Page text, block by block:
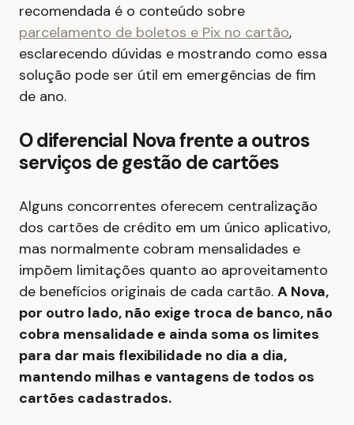
recomendada é o conteúdo sobre
parcelamento de boletos e Pix no cartão,
esclarecendo dúvidas e mostrando como essa
solução pode ser útil em emergências de fim
de ano.
O diferencial Nova frente a outros
serviços de gestão de cartões
Alguns concorrentes oferecem centralização
dos cartões de crédito em um único aplicativo,
mas normalmente cobram mensalidades e
impõem limitações quanto ao aproveitamento
de benefícios originais de cada cartão. A Nova,
por outro lado, não exige troca de banco, não
cobra mensalidade e ainda soma os limites
para dar mais flexibilidade no dia a dia,
mantendo milhas e vantagens de todos os
cartões cadastrados.